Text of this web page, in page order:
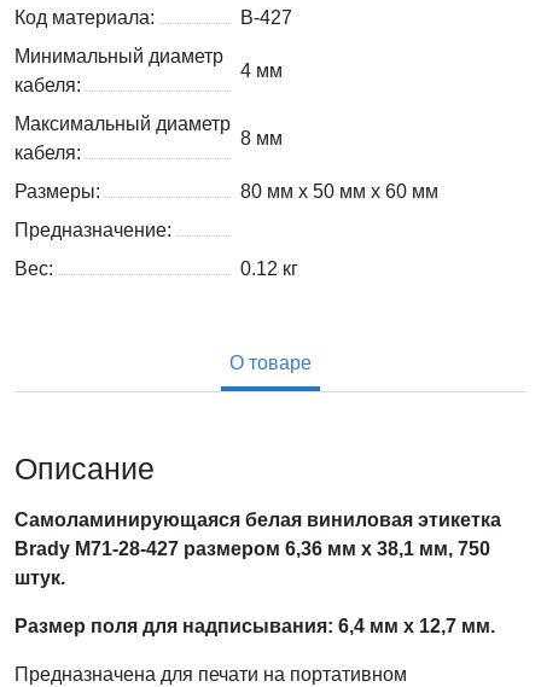
Код материала:
B-427
Минимальный диаметр
кабеля:
4 мм
Максимальный диаметр
кабеля:
8 мм
Размеры:
80 мм x 50 мм x 60 мм
Предназначение:
Вес:
0.12 кг
О товаре
Описание
Самоламинирующаяся белая виниловая этикетка
Brady M71-28-427 размером 6,36 мм х 38,1 мм, 750
штук.
Размер поля для надписывания: 6,4 мм х 12,7 мм.
Предназначена для печати на портативном